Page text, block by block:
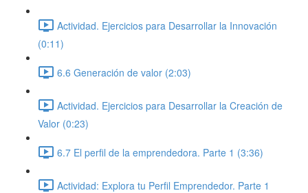
Actividad. Ejercicios para Desarrollar la Innovación
(0:11)
6.6 Generación de valor (2:03)
Actividad. Ejercicios para Desarrollar la Creación de
Valor (0:23)
6.7 El perfil de la emprendedora. Parte 1 (3:36)
Actividad: Explora tu Perfil Emprendedor. Parte 1